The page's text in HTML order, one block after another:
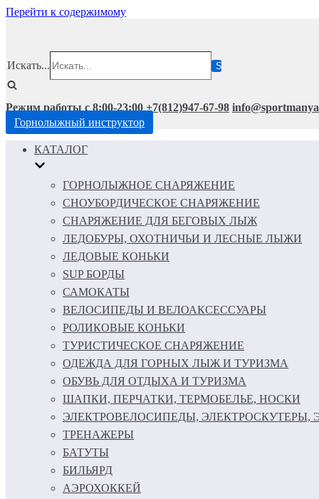
Перейти к содержимому
Искать...
Режим работы с 8:00-23:00 +7(812)947-67-98
Горнолыжный инструктор
КАТАЛОГ
ГОРНОЛЫЖНОЕ СНАРЯЖЕНИЕ
СНОУБОРДИЧЕСКОЕ СНАРЯЖЕНИЕ
СНАРЯЖЕНИЕ ДЛЯ БЕГОВЫХ ЛЫЖ
ЛЕДОБУРЫ, ОХОТНИЧЬИ И ЛЕСНЫЕ ЛЫЖИ
ЛЕДОВЫЕ КОНЬКИ
SUP БОРДЫ
САМОКАТЫ
ВЕЛОСИПЕДЫ И ВЕЛОАКСЕССУАРЫ
РОЛИКОВЫЕ КОНЬКИ
ТУРИСТИЧЕСКОЕ СНАРЯЖЕНИЕ
ОДЕЖДА ДЛЯ ГОРНЫХ ЛЫЖ И ТУРИЗМА
ОБУВЬ ДЛЯ ОТДЫХА И ТУРИЗМА
ШАПКИ, ПЕРЧАТКИ, ТЕРМОБЕЛЬЕ, НОСКИ
ЭЛЕКТРОВЕЛОСИПЕДЫ, ЭЛЕКТРОСКУТЕРЫ,
ТРЕНАЖЕРЫ
БАТУТЫ
БИЛЬЯРД
АЭРОХОККЕЙ